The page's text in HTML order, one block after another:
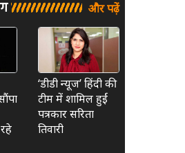
और पढ़ें
‘डीडी न्यूज’ हिंदी की
टीम में शामिल हुईं
पत्रकार सरिता
तिवारी